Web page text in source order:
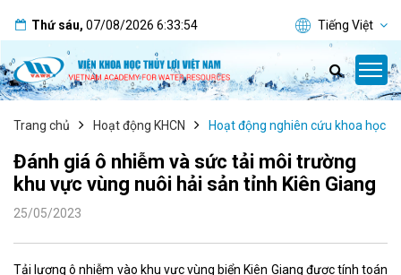
Thứ sáu, 07/08/2026 6:33:55 Tiếng Việt
Trang chủ Hoạt động KHCN Hoạt động nghiên cứu khoa học
Đánh giá ô nhiễm và sức tải môi trường
khu vực vùng nuôi hải sản tỉnh Kiên Giang
25/05/2023
Tải lượng ô nhiễm vào khu vực vùng biển Kiên Giang được tính toán